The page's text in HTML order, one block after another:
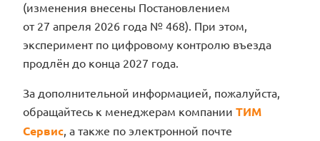
(изменения внесены Постановлением
от 27 апреля 2026 года № 468). При этом,
эксперимент по цифровому контролю въезда
продлён до конца 2027 года.
За дополнительной информацией, пожалуйста,
обращайтесь к менеджерам компании ТИМ
Сервис , а также по электронной почте